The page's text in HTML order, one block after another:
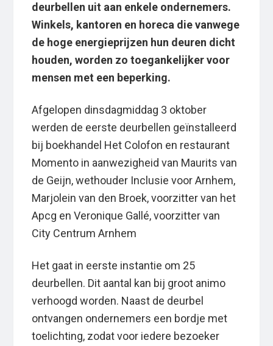
deurbellen uit aan enkele ondernemers.
Winkels, kantoren en horeca die vanwege
de hoge energieprijzen hun deuren dicht
houden, worden zo toegankelijker voor
mensen met een beperking.
Afgelopen dinsdagmiddag 3 oktober
werden de eerste deurbellen geïnstalleerd
bij boekhandel Het Colofon en restaurant
Momento in aanwezigheid van Maurits van
de Geijn, wethouder Inclusie voor Arnhem,
Marjolein van den Broek, voorzitter van het
Apcg en Veronique Gallé, voorzitter van
City Centrum Arnhem
Het gaat in eerste instantie om 25
deurbellen. Dit aantal kan bij groot animo
verhoogd worden. Naast de deurbel
ontvangen ondernemers een bordje met
toelichting, zodat voor iedere bezoeker